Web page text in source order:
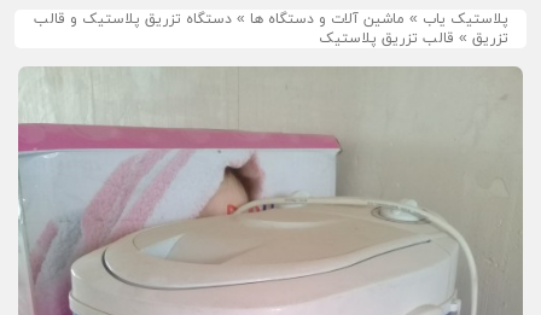
پلاستیک یاب » ماشین آلات و دستگاه ها » دستگاه تزریق پلاستیک و قالب
تزریق » قالب تزریق پلاستیک